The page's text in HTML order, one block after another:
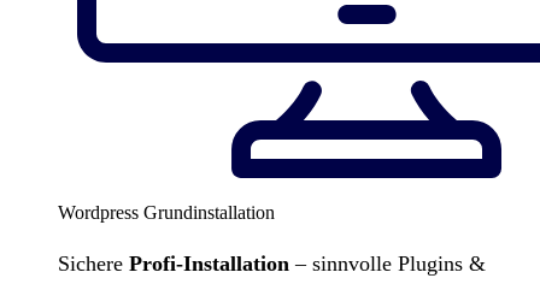
Wordpress Grundinstallation
Sichere Profi-Installation – sinnvolle Plugins &